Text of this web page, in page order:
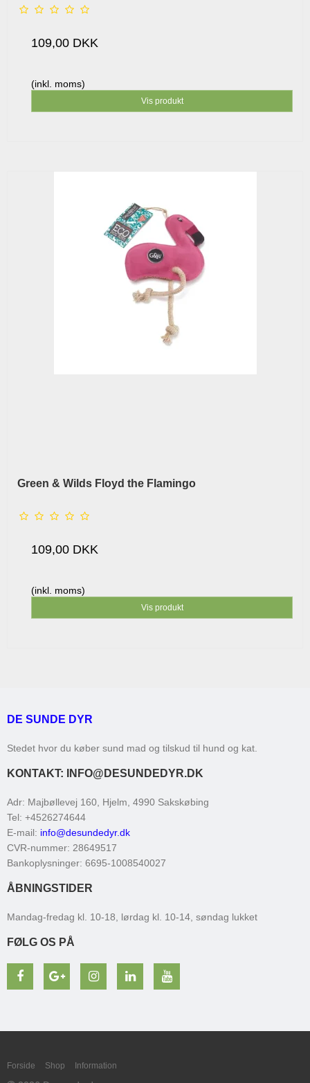
109,00 DKK
(inkl. moms)
Vis produkt
Green & Wilds Floyd the Flamingo
109,00 DKK
(inkl. moms)
Vis produkt
DE SUNDE DYR
Stedet hvor du køber sund mad og tilskud til hund og kat.
KONTAKT: INFO@DESUNDEDYR.DK
Adr: Majbøllevej 160, Hjelm , 4990 Sakskøbing
Tel: +4526274644
E-mail: info@desundedyr.dk
CVR-nummer: 28649517
Bankoplysninger: 6695-1008540027
ÅBNINGSTIDER
Mandag-fredag kl. 10-18, lørdag kl. 10-14, søndag lukket
FØLG OS PÅ
Forside Shop Information